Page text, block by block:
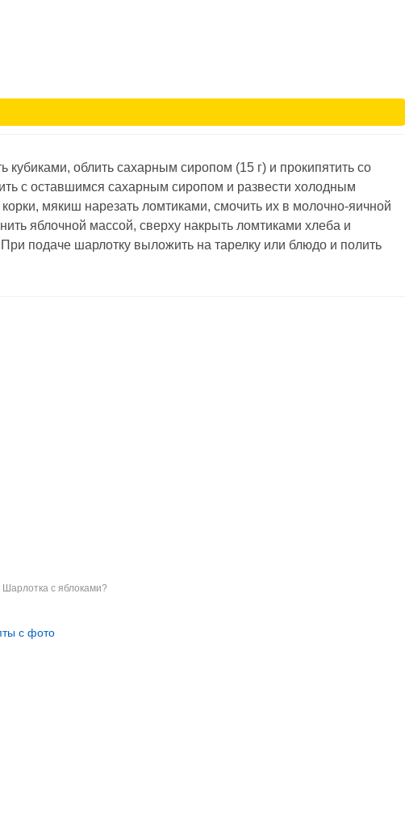
кубиками, облить сахарным сиропом (15 г) и прокипятить со
с оставшимся сахарным сиропом и развести холодным
мякиш нарезать ломтиками, смочить их в молочно-яичной
яблочной массой, сверху накрыть ломтиками хлеба и
подаче шарлотку выложить на тарелку или блюдо и полить
Шарлотка с яблоками?
с фото